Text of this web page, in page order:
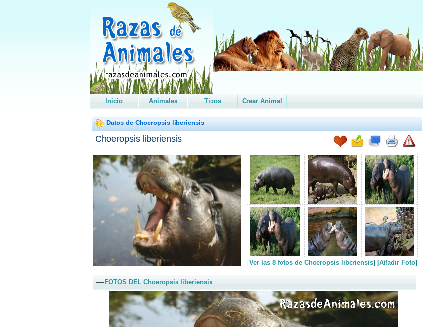
Inicio Animales Tipos Crear Animal
Datos de Choeropsis liberiensis
Choeropsis liberiensis
[Ver las 8 fotos de Choeropsis liberiensis] [Añadir Foto]
FOTOS DEL Choeropsis liberiensis